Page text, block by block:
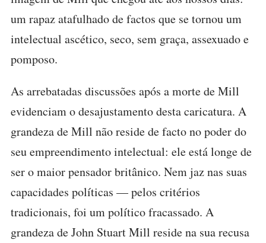
um rapaz atafulhado de factos que se tornou um
intelectual ascético, seco, sem graça, assexuado e
pomposo.
As arrebatadas discussões após a morte de Mill
evidenciam o desajustamento desta caricatura. A
grandeza de Mill não reside de facto no poder do
seu empreendimento intelectual: ele está longe de
ser o maior pensador britânico. Nem jaz nas suas
capacidades políticas — pelos critérios
tradicionais, foi um político fracassado. A
grandeza de John Stuart Mill reside na sua recusa